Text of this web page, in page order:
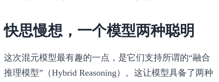
快思慢想，一个模型两种聪明
这次混元模型最有趣的一点，是它们支持所谓的“融合
推理模型”（Hybrid Reasoning）。这让模型具备了两种